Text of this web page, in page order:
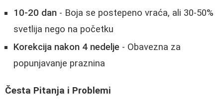
10-20 dan - Boja se postepeno vraća, ali 30-50%
svetlija nego na početku
Korekcija nakon 4 nedelje - Obavezna za
popunjavanje praznina
Česta Pitanja i Problemi